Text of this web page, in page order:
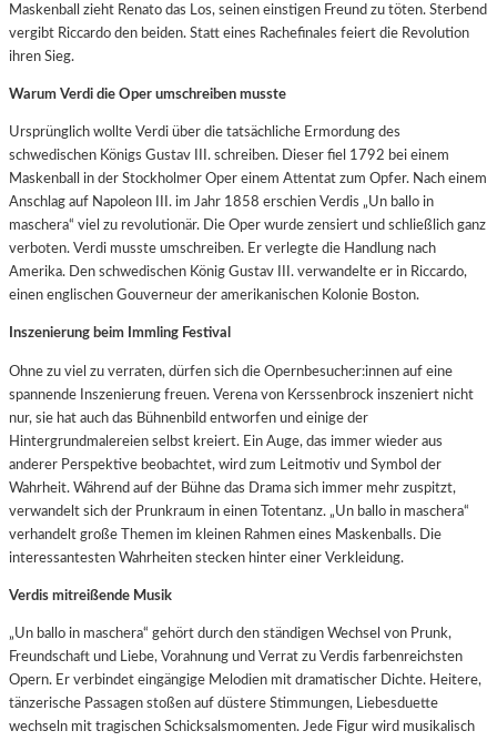
Maskenball zieht Renato das Los, seinen einstigen Freund zu töten. Sterbend
vergibt Riccardo den beiden. Statt eines Rachefinales feiert die Revolution
ihren Sieg.
Warum Verdi die Oper umschreiben musste
Ursprünglich wollte Verdi über die tatsächliche Ermordung des
schwedischen Königs Gustav III. schreiben. Dieser fiel 1792 bei einem
Maskenball in der Stockholmer Oper einem Attentat zum Opfer. Nach einem
Anschlag auf Napoleon III. im Jahr 1858 erschien Verdis „Un ballo in
maschera“ viel zu revolutionär. Die Oper wurde zensiert und schließlich ganz
verboten. Verdi musste umschreiben. Er verlegte die Handlung nach
Amerika. Den schwedischen König Gustav III. verwandelte er in Riccardo,
einen englischen Gouverneur der amerikanischen Kolonie Boston.
Inszenierung beim Immling Festival
Ohne zu viel zu verraten, dürfen sich die Opernbesucher:innen auf eine
spannende Inszenierung freuen. Verena von Kerssenbrock inszeniert nicht
nur, sie hat auch das Bühnenbild entworfen und einige der
Hintergrundmalereien selbst kreiert. Ein Auge, das immer wieder aus
anderer Perspektive beobachtet, wird zum Leitmotiv und Symbol der
Wahrheit. Während auf der Bühne das Drama sich immer mehr zuspitzt,
verwandelt sich der Prunkraum in einen Totentanz. „Un ballo in maschera“
verhandelt große Themen im kleinen Rahmen eines Maskenballs. Die
interessantesten Wahrheiten stecken hinter einer Verkleidung.
Verdis mitreißende Musik
„Un ballo in maschera“ gehört durch den ständigen Wechsel von Prunk,
Freundschaft und Liebe, Vorahnung und Verrat zu Verdis farbenreichsten
Opern. Er verbindet eingängige Melodien mit dramatischer Dichte. Heitere,
tänzerische Passagen stoßen auf düstere Stimmungen, Liebesduette
wechseln mit tragischen Schicksalsmomenten. Jede Figur wird musikalisch